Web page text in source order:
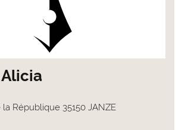
Alicia
la République 35150 JANZE